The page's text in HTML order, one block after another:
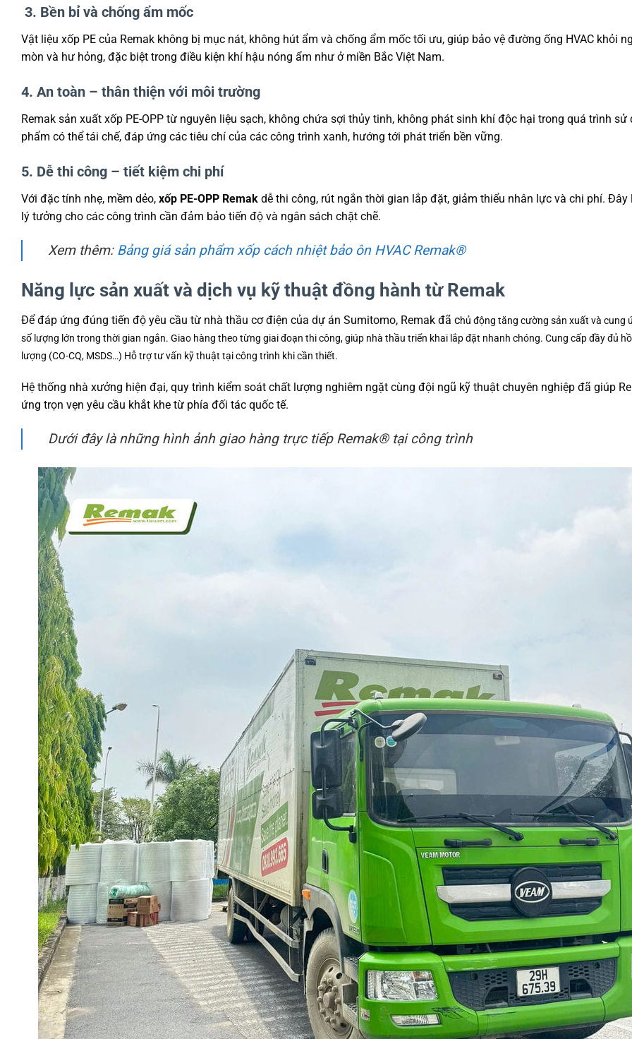
3. Bền bỉ và chống ẩm mốc
Vật liệu xốp PE của Remak không bị mục nát, không hút ẩm và chống ẩm mốc tối ưu, giúp bảo vệ đường ống HVAC khỏi
mòn và hư hỏng, đặc biệt trong điều kiện khí hậu nóng ẩm như ở miền Bắc Việt Nam.
4. An toàn – thân thiện với môi trường
Remak sản xuất xốp PE-OPP từ nguyên liệu sạch, không chứa sợi thủy tinh, không phát sinh khí độc hại trong quá trình sử
phẩm có thể tái chế, đáp ứng các tiêu chí của các công trình xanh, hướng tới phát triển bền vững.
5. Dễ thi công – tiết kiệm chi phí
Với đặc tính nhẹ, mềm dẻo, xốp PE-OPP Remak dễ thi công, rút ngắn thời gian lắp đặt, giảm thiểu nhân lực và chi phí. Đây
lý tưởng cho các công trình cần đảm bảo tiến độ và ngân sách chặt chẽ.
Xem thêm: Bảng giá sản phẩm xốp cách nhiệt bảo ôn HVAC Remak®
Năng lực sản xuất và dịch vụ kỹ thuật đồng hành từ Remak
Để đáp ứng đúng tiến độ yêu cầu từ nhà thầu cơ điện của dự án Sumitomo, Remak đã chủ động tăng cường sản xuất và cung
số lượng lớn trong thời gian ngắn. Giao hàng theo từng giai đoạn thi công, giúp nhà thầu triển khai lắp đặt nhanh chóng. Cung cấp đầy đủ
lượng (CO-CQ, MSDS…) Hỗ trợ tư vấn kỹ thuật tại công trình khi cần thiết.
Hệ thống nhà xưởng hiện đại, quy trình kiểm soát chất lượng nghiêm ngặt cùng đội ngũ kỹ thuật chuyên nghiệp đã giúp
ứng trọn vẹn yêu cầu khắt khe từ phía đối tác quốc tế.
Dưới đây là những hình ảnh giao hàng trực tiếp Remak® tại công trình